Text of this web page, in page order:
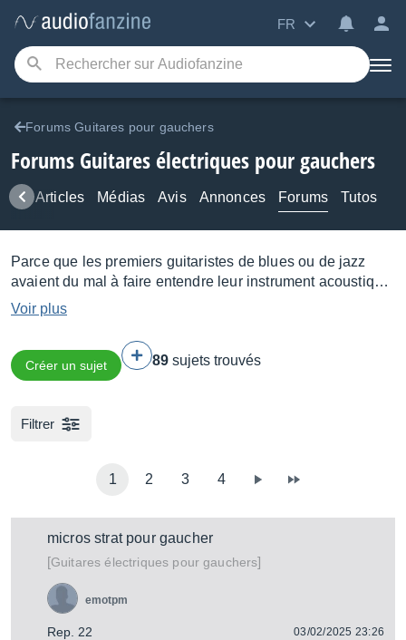
FR
Forums Guitares pour gauchers
Forums Guitares électriques pour gauchers
Articles Médias Avis Annonces Forums Tutos
Parce que les premiers guitaristes de blues ou de jazz
avaient du mal à faire entendre leur instrument acoustique
au sein de leurs formations respectives, on entreprit dès
les années 30 d'équiper les guitares de micros pour
amplifier leur son. Si la firme Rickenbacker fut pionnière
en la matière, ce sont surtout Les Paul, Orville Gibson et
Léo Fender qui posèrent les grandes bases de la guitare
sonoriser des guitares à caisse de résonance évidées
Voir plus
Créer un sujet 89 sujets trouvés
Filtrer
1 2 3 4
micros strat pour gaucher
[Guitares électriques pour gauchers]
Rep. 22
emotpm
03/02/2025 23:26